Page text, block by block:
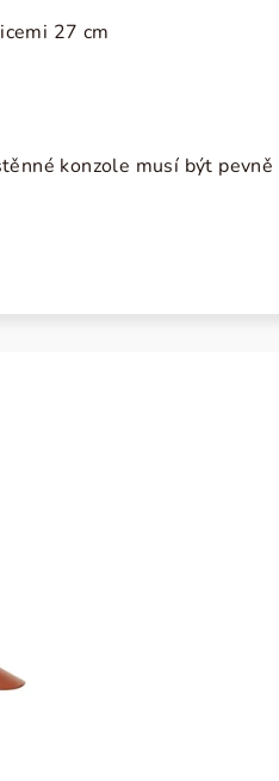
27 cm
konzole musí být